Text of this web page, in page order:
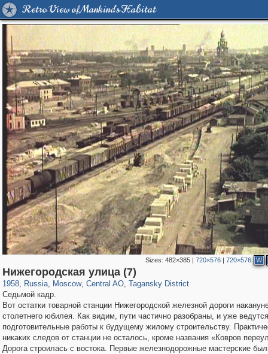
Retro View of Mankind's Habitat
Sizes:482×385 |720×576 |720×576 W
Нижегородская улица (7)
1958, Russia
1,406,839 29,243
, Moscow
319,861 8,286
, Central AO
160,009 5,916
, Tagansky District
10,740
Седьмой кадр.
Вот остатки товарной станции Нижегородской железной дороги
столетнего юбилея. Как видим, пути частично разобраны, и уже ведутся
подготовительные работы к будущему жилому строительству.
никаких следов от станции не осталось, кроме названия «Ковров
Дорога строилась с востока. Первые железнодорожные мастерские